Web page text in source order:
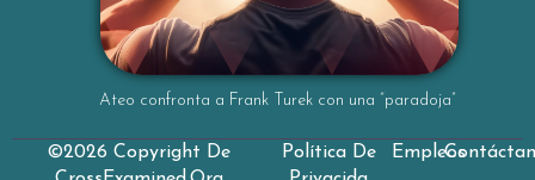
Ateo confronta a Frank Turek con una “paradoja”
©2026 Copyright De
Política De
Empleos